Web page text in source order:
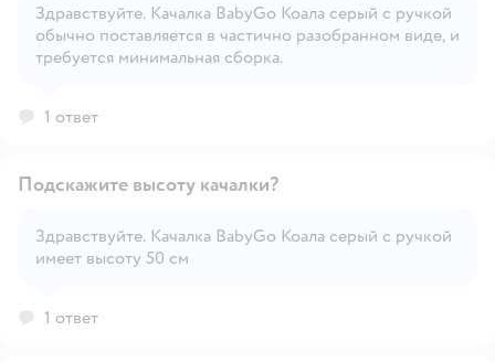
Открыть вопрос
Здравствуйте. Качалка BabyGo Коала серый с ручкой
обычно поставляется в частично разобранном виде, и
требуется минимальная сборка.
1 ответ
Подскажите высоту качалки?
Здравствуйте. Качалка BabyGo Коала серый с ручкой
имеет высоту 50 см
1 ответ